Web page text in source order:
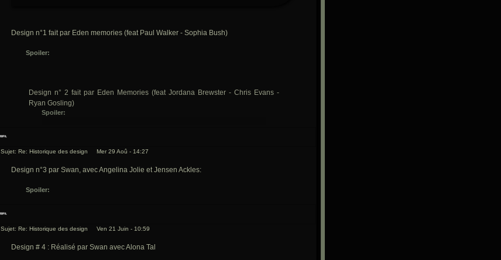
Design n°1 fait par Eden memories (feat Paul Walker - Sophia Bush)
Spoiler:
Design n° 2 fait par Eden Memories (feat Jordana Brewster - Chris Evans -
Ryan Gosling)
Spoiler:
Sujet: Re: Historique des design Mer 29 Aoû - 14:27
Design n°3 par Swan, avec Angelina Jolie et Jensen Ackles:
Spoiler:
Sujet: Re: Historique des design Ven 21 Juin - 10:59
Design # 4 : Réalisé par Swan avec Alona Tal